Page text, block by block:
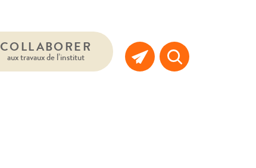
COLLABORER
aux travaux de l’institut